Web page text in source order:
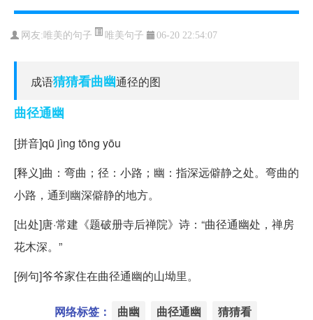
网友: 唯美的句子 唯美句子 06-20 22:54:07
成语猜猜看曲幽通径的图
曲径通幽
[拼音]qū jìng tōng yōu
[释义]曲：弯曲；径：小路；幽：指深远僻静之处。弯曲的
小路，通到幽深僻静的地方。
[出处]唐·常建《题破册寺后禅院》诗：“曲径通幽处，禅房
花木深。”
[例句]爷爷家住在曲径通幽的山坳里。
网络标签： 曲幽 曲径通幽 猜猜看